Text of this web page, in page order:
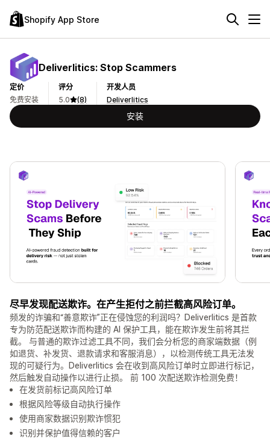
Shopify App Store
Deliverlitics: Stop Scammers
定价
免费安装
评分
5.0
(8)
开发人员
Deliverlitics
安装
尽早发现配送欺诈。在产生拒付之前拦截高风险订单。
频发的诈骗和“善意欺诈”正在侵蚀您的利润吗？Deliverlitics 是首款
专为防范配送欺诈而构建的 AI 保护工具，能在欺诈发生前将其拦
截。 与普通的欺诈过滤工具不同，我们会分析您的商家端数据（例
如退货、补发货、退款请求和客服消息），以检测传统工具无法发
现的可疑行为。Deliverlitics 会在收到高风险订单时立即进行标记，
然后触发自动操作以进行止损。 前 100 次配送欺诈检测免费！
在发货前标记高风险订单
根据风险等级自动执行操作
使用商家数据识别欺诈惯犯
识别并保护值得信赖的客户